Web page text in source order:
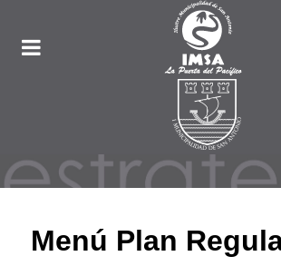
Menú Plan